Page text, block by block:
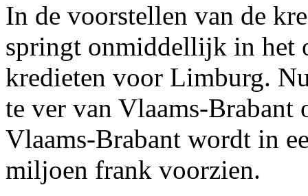
In de voorstellen van de
springt onmiddellijk in het
kredieten voor Limburg.
te ver van Vlaams-Brabant
Vlaams-Brabant wordt in
miljoen frank voorzien.